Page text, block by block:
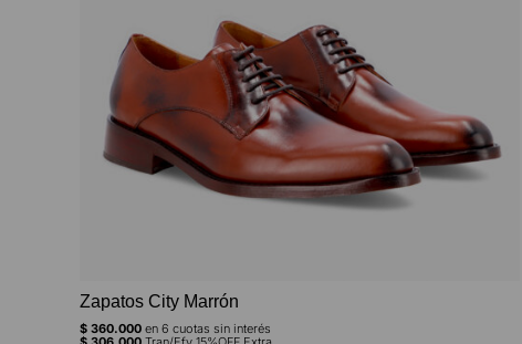
Zapatos City Marrón
$ 360.000 en 6 cuotas sin interés